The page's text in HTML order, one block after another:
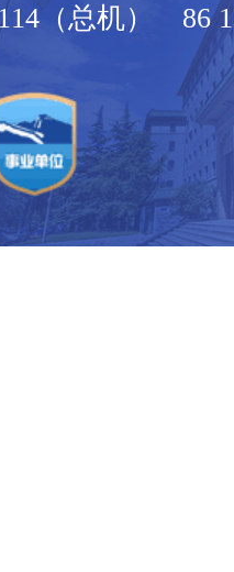
（总机） 86